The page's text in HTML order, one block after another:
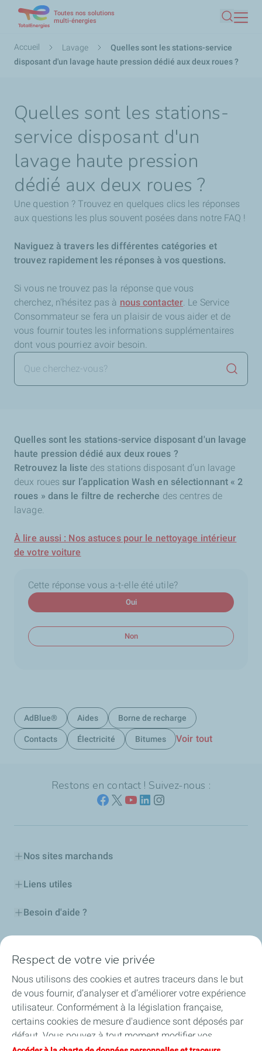
contenu
principal
Toutes nos solutions
multi-énergies
Fil
d'Ariane
Accueil Lavage
Quelles sont les stations-service
disposant d'un lavage haute pression dédié aux deux roues ?
Quelles sont les stations-
service disposant d'un
lavage haute pression
dédié aux deux roues ?
Une question ? Trouvez en quelques clics les réponses
aux questions les plus souvent posées dans notre FAQ !
Naviguez à travers les différentes catégories et
trouvez rapidement les réponses à vos questions.
Si vous ne trouvez pas la réponse que vous
cherchez, n'hésitez pas à nous contacter. Le Service
Consommateur se fera un plaisir de vous aider et de
vous fournir toutes les informations supplémentaires
dont vous pourriez avoir besoin.
Quelles sont les stations-service disposant d'un lavage
haute pression dédié aux deux roues ?
Retrouvez la liste des stations disposant d’un lavage
deux roues sur l’application Wash en sélectionnant « 2
roues » dans le filtre de recherche des centres de
lavage.
À lire aussi : Nos astuces pour le nettoyage intérieur
de votre voiture
Cette réponse vous a-t-elle été utile?
Oui
Non
AdBlue® Aides Borne de recharge
Contacts Électricité Bitumes Voir tout
Restons en contact ! Suivez-nous :
Nos sites marchands
Liens utiles
Besoin d'aide ?
Certificats d'économies d'énergie
Nos partenaires
Collaborer avec TotalEnergies
Respect de votre vie privée
Nous utilisons des cookies et autres traceurs dans le but
de vous fournir, d’analyser et d’améliorer votre expérience
utilisateur. Conformément à la législation française,
certains cookies de mesure d'audience sont déposés par
défaut. Vous pouvez à tout moment modifier vos